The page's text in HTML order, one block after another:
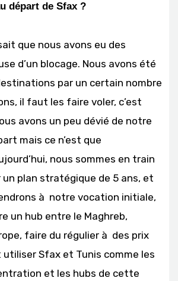
départ de Sfax ?
que nous avons eu des
d’un blocage. Nous avons été
par un certain nombre
il faut les faire voler, c’est
avons un peu dévié de notre
mais ce n’est que
nous sommes en train
plan stratégique de 5 ans, et
à notre vocation initiale,
un hub entre le Maghreb,
faire du régulier à des prix
Sfax et Tunis comme les
et les hubs de cette